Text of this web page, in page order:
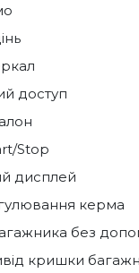
доступ
Stop
дисплей
керма
без
кришки